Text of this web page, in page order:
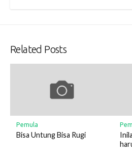
Related Posts
Pemula
Bisa Untung Bisa Rugi